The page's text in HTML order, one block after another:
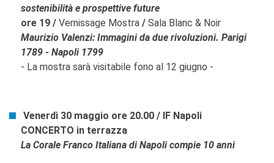
sostenibilità e prospettive future
ore 19 /Vernissage Mostra /Sala Blanc & Noir
Maurizio Valenzi: Immagini da due rivoluzioni. Parigi
1789 - Napoli 1799
- La mostra sarà visitabile fono al 12 giugno -
Venerdì 30 maggio ore 20.00 / IF Napoli
CONCERTO in terrazza
La Corale Franco Italiana di Napoli​compie 10 anni